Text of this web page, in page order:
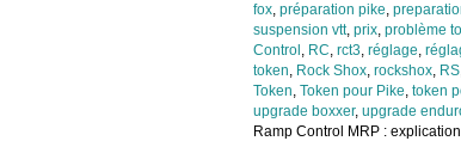
fox, préparation pike,
suspension vtt, prix, problème
Control , RC, rct3, réglage,
token, Rock Shox, rockshox, RS
Token, Token pour Pike, token
upgrade boxxer, upgrade
Ramp Control MRP :